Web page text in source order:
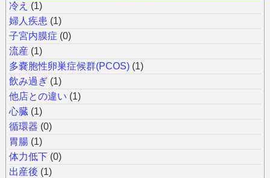
冷え (1)
婦人疾患 (1)
子宮内膜症 (0)
流産 (1)
多嚢胞性卵巣症候群(PCOS)(1)
飲み過ぎ(1)
他店との違い (1)
心臓 (1)
循環器 (0)
胃腸(1)
体力低下(0)
出産後 (1)